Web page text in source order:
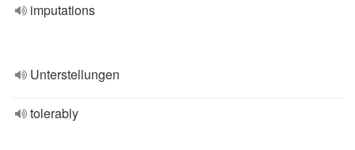
imputations
Unterstellungen
tolerably